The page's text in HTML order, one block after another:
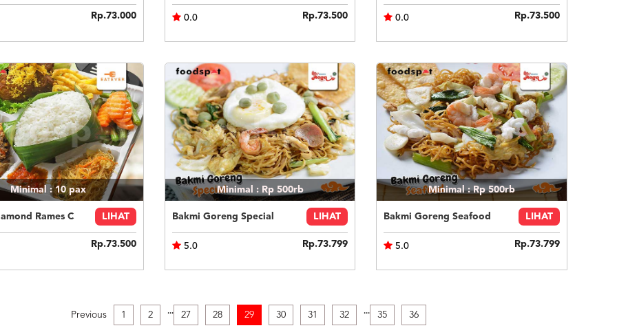
Rp.73.000 0.0 Rp.73.500 0.0 Rp.73.500
Minimal : 10pax
Rames C LIHAT
Rp.73.500
Minimal : Rp 500rb
Bakmi Goreng Special LIHAT
5.0 Rp.73.799
Minimal : Rp 500rb
Bakmi Goreng Seafood LIHAT
5.0 Rp.73.799
Previous 1 2 ... 27 28 29 30 31 32 ... 35 36